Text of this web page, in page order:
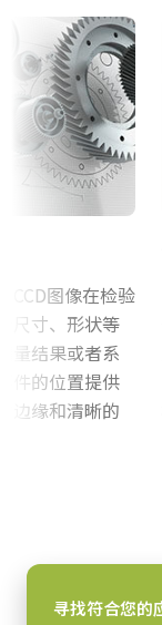
摄像机类别
面阵扫描
彩色/黑白
彩色
Visible
776 x 582 px
帧率/线率
60 fps
感光芯片名
Manual - CB-
Datasheet - CB-
软件
Control tool -
Control tool -
CE Certificate –
其他
Camera
适用于所有JAI工业
和CV-M436除外）
只能使用附带的M3
坏内部电路板。 注：
板。
CCD图像在检验
尺寸、形状等
量结果或者系
件的位置提供
边缘和清晰的
寻找符合您的